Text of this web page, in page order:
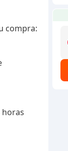
compra:
horas